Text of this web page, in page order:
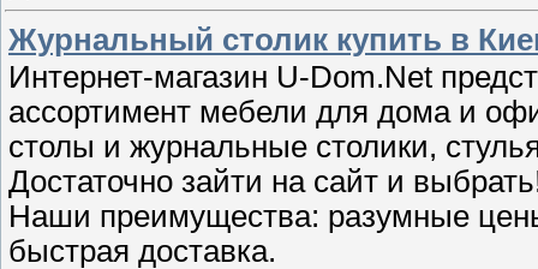
Журнальный столик купить в
Интернет-магазин U-Dom.Net
ассортимент мебели для дома и
столы и журнальные столики,
Достаточно зайти на сайт и
Наши преимущества: разумные
быстрая доставка.